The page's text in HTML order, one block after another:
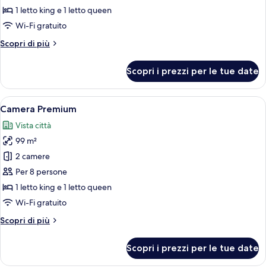
Royal,
letti
multipli,
vista
1 letto king e 1 letto queen
Wi-Fi gratuito
Scopri di più
Altri
Royal,
letti
multipli,
città
Scopri i prezzi per le tue date
Apri
tutte
le
foto
per
Camera
Premium
Una moderna camera d'albergo con
15
Camera Premium
Vista città
99 m²
2 camere
Per 8 persone
1 letto king e 1 letto queen
Wi-Fi gratuito
Scopri di più
Altri
Premium
Scopri i prezzi per le tue date